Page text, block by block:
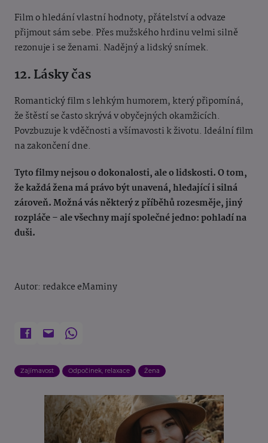
Film o hledání vlastní hodnoty, přátelství a odvaze
přijmout sám sebe. Přes mužského hrdinu velmi silně
rezonuje i se ženami. Nadějný a lidský snímek.
12. Lásky čas
Romantický film s lehkým humorem, který připomíná,
že štěstí se často skrývá v obyčejných okamžicích.
Povzbuzuje k vděčnosti a všímavosti k životu. Ideální film
na zakončení dne.
Tyto filmy nejsou o dokonalosti, ale o lidskosti. O tom,
že každá žena má právo být unavená, hledající i silná
zároveň. Možná vás některý z příběhů rozesměje, jiný
rozpláče – ale všechny mají společné jedno: pohladí na
duši.
Autor: redakce eMaminy
Zajímavost Odpočinek, relaxace Žena